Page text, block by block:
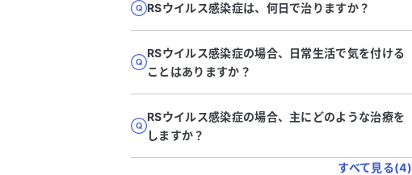
RSウイルス感染症は、何日で治りますか？
RSウイルス感染症の場合、日常生活で気を付ける
ことはありますか？
RSウイルス感染症の場合、主にどのような治療を
しますか？
すべて見る(4)